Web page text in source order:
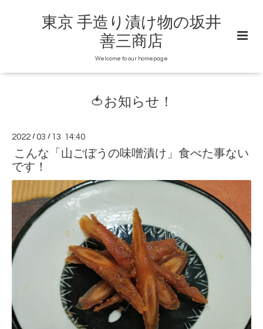
東京 手造り漬け物の坂井
善三商店
Welcome to our homepage
🍅お知らせ！
2022 /03 / 13 14:40
こんな「山ごぼうの味噌漬け」食べた事ない
です！